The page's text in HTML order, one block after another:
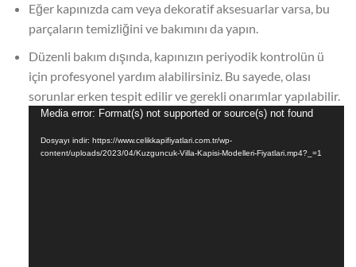
Eğer kapınızda cam veya dekoratif aksesuarlar varsa, bu
parçaların temizliğini ve bakımını da yapın.
Düzenli bakım dışında, kapınızın periyodik kontrolün ü
için profesyonel yardım alabilirsiniz. Bu sayede, olası
sorunlar erken tespit edilir ve gerekli onarımlar yapılabilir.
Video
oynatıcı
Media error: Format(s) not supported or source(s) not found
Dosyayı indir: https://www.celikkapifiyatlari.com.tr/wp-
content/uploads/2023/04/Kuzguncuk-Villa-Kapisi-Modelleri-Fiyatlari.mp4?_=1